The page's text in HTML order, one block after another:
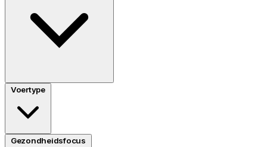
Voertype
Gezondheidsfocus